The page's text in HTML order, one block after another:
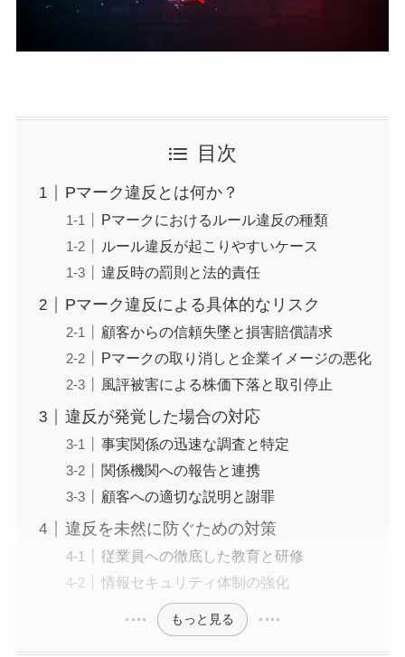
目次
Pマーク違反とは何か？
Pマークにおけるルール違反の種類
ルール違反が起こりやすいケース
違反時の罰則と法的責任
Pマーク違反による具体的なリスク
顧客からの信頼失墜と損害賠償請求
Pマークの取り消しと企業イメージの悪化
風評被害による株価下落と取引停止
違反が発覚した場合の対応
事実関係の迅速な調査と特定
関係機関への報告と連携
顧客への適切な説明と謝罪
違反を未然に防ぐための対策
従業員への徹底した教育と研修
情報セキュリティ体制の強化
もっと見る